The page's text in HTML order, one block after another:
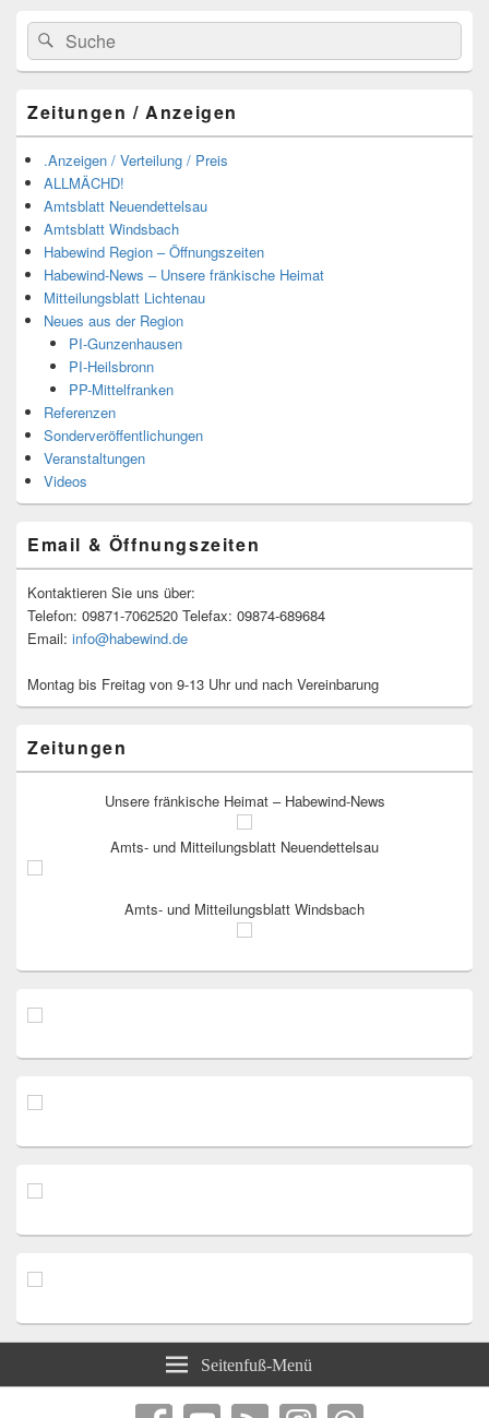
Suchen
nach:
Suchen
Zeitungen / Anzeigen
.Anzeigen / Verteilung / Preis
ALLMÄCHD!
Amtsblatt Neuendettelsau
Amtsblatt Windsbach
Habewind Region – Öffnungszeiten
Habewind-News – Unsere fränkische Heimat
Mitteilungsblatt Lichtenau
Neues aus der Region
PI-Gunzenhausen
PI-Heilsbronn
PP-Mittelfranken
Referenzen
Sonderveröffentlichungen
Veranstaltungen
Videos
Email & Öffnungszeiten
Kontaktieren Sie uns über:
Telefon: 09871-7062520 Telefax: 09874-689684
Email: info@habewind.de
Montag bis Freitag von 9-13 Uhr und nach Vereinbarung
Zeitungen
Unsere fränkische Heimat – Habewind-News
Amts- und Mitteilungsblatt Neuendettelsau
Amts- und Mitteilungsblatt Windsbach
Seitenfuß-Menü